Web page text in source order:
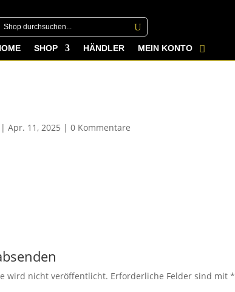
SHOP HÄNDLER MEIN KONTO
|Apr. 11, 2025 |0 Kommentare
wird nicht veröffentlicht. Erforderliche Felder sind mit*